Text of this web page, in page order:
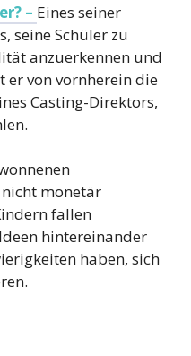
– Eines seiner
seine Schüler zu
anzuerkennen und
er von vornherein die
Casting-Direktors,
monetär
fallen
hintereinander
haben, sich